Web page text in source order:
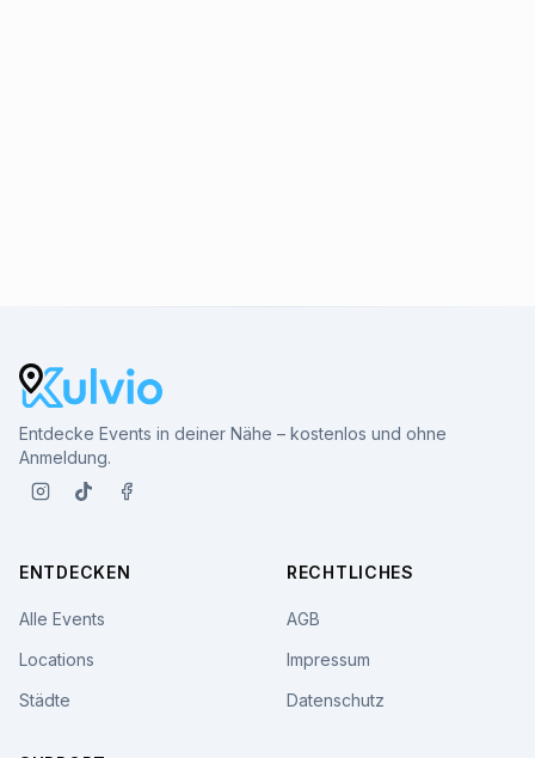
Entdecke Events in deiner Nähe – kostenlos und ohne
Anmeldung.
ENTDECKEN
Alle Events
Locations
Städte
RECHTLICHES
AGB
Impressum
Datenschutz